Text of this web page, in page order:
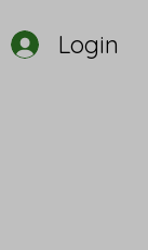
Login